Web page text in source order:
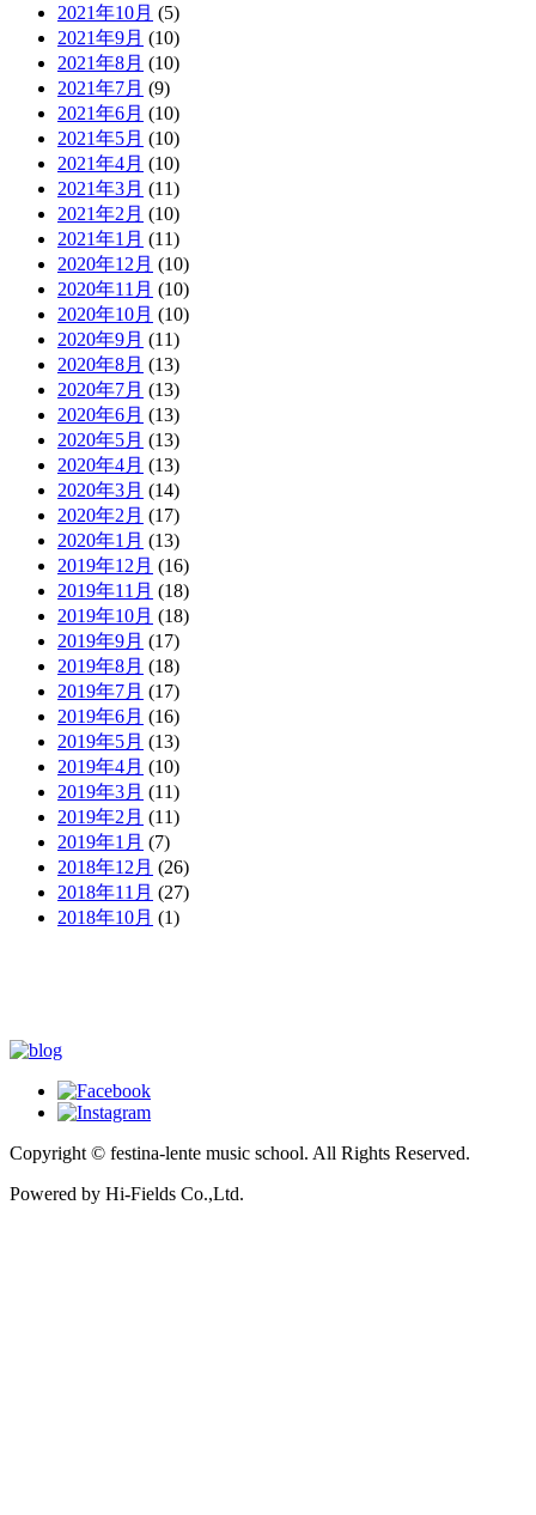
2021年10月 (5)
2021年9月 (10)
2021年8月 (10)
2021年7月 (9)
2021年6月 (10)
2021年5月 (10)
2021年4月 (10)
2021年3月 (11)
2021年2月 (10)
2021年1月 (11)
2020年12月 (10)
2020年11月 (10)
2020年10月 (10)
2020年9月 (11)
2020年8月 (13)
2020年7月 (13)
2020年6月 (13)
2020年5月 (13)
2020年4月 (13)
2020年3月 (14)
2020年2月 (17)
2020年1月 (13)
2019年12月 (16)
2019年11月 (18)
2019年10月 (18)
2019年9月 (17)
2019年8月 (18)
2019年7月 (17)
2019年6月 (16)
2019年5月 (13)
2019年4月 (10)
2019年3月 (11)
2019年2月 (11)
2019年1月 (7)
2018年12月 (26)
2018年11月 (27)
2018年10月 (1)
Copyright © festina-lente music school. All Rights Reserved.
Powered by Hi-Fields Co.,Ltd.